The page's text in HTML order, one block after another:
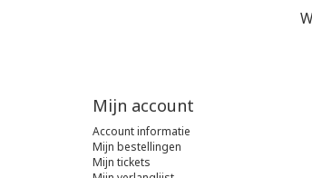
Mijn account
Account informatie
Mijn bestellingen
Mijn tickets